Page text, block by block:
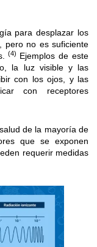
para desplazar los
pero no es suficiente
(4) Ejemplos de este
la luz visible y las
con los ojos, y las
con receptores
de la mayoría de
que se exponen
requerir medidas